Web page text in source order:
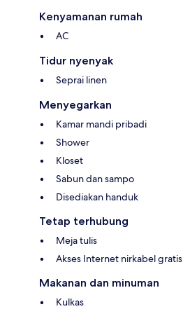
Kenyamanan rumah
AC
Tidur nyenyak
Seprai linen
Menyegarkan
Kamar mandi pribadi
Shower
Kloset
Sabun dan sampo
Disediakan handuk
Tetap terhubung
Meja tulis
Akses Internet nirkabel gratis
Makanan dan minuman
Kulkas